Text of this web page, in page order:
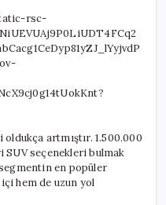
artmıştır. 1.500.000
seçenekleri bulmak
en popüler
hem de uzun yol